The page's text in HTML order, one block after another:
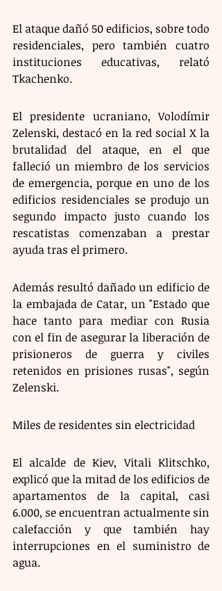
El ataque dañó 50 edificios, sobre todo
residenciales, pero también cuatro
instituciones educativas, relató
Tkachenko.
El presidente ucraniano, Volodímir
Zelenski, destacó en la red social X la
brutalidad del ataque, en el que
falleció un miembro de los servicios
de emergencia, porque en uno de los
edificios residenciales se produjo un
segundo impacto justo cuando los
rescatistas comenzaban a prestar
ayuda tras el primero.
Además resultó dañado un edificio de
la embajada de Catar, un "Estado que
hace tanto para mediar con Rusia
con el fin de asegurar la liberación de
prisioneros de guerra y civiles
retenidos en prisiones rusas", según
Zelenski.
Miles de residentes sin electricidad
El alcalde de Kiev, Vitali Klitschko,
explicó que la mitad de los edificios de
apartamentos de la capital, casi
6.000, se encuentran actualmente sin
calefacción y que también hay
interrupciones en el suministro de
agua.